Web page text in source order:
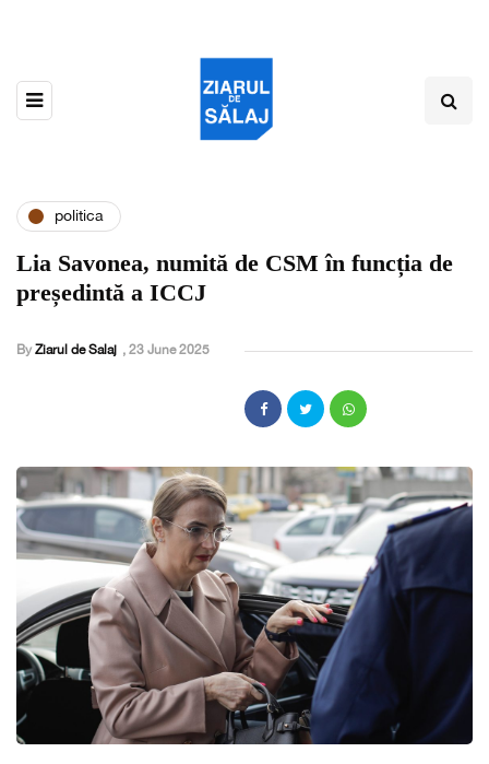
politica
Lia Savonea, numită de CSM în funcția de
președintă a ICCJ
By Ziarul de Salaj , 23 June 2025